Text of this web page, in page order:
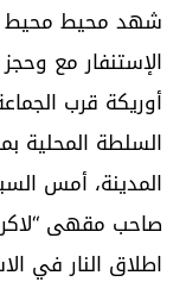
شهد محيط محيط
الإستنفار مع
أوريكة قرب
السلطة المحلية
المدينة، أمس
صاحب مقهى
اطلاق النار في